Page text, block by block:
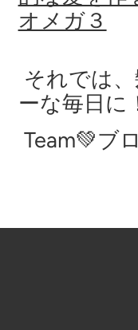
オメガ３
それでは
ーな毎日に
Team💚ブ